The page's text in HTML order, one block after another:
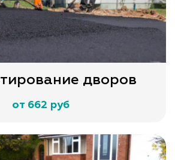
дворов
от 662 руб